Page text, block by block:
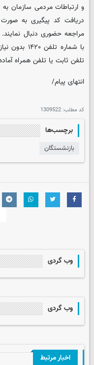
و ارتباطات مردمی سازمان
دریافت کد پیگیری به صورت
مراجعه حضوری دنبال
با شماره
تلفن ثابت یا تلفن همراه
انتهای پیام/
کد مطلب: 1309522
برچسب‌ها
بازنشستگان
وب گردی
وب گردی
اخبار مرتبط